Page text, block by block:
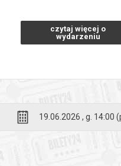
-poniedziałek - czwartek
-piątek 8.00-18.00
Godziny wejść w okresie
Cennik
Bilet normalny – 12,00 zł
czytaj więcej o
wydarzeniu
19.06.2026 , g. 14:00